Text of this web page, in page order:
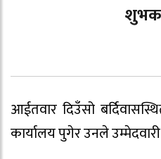
आईतवार दिउँसो
कार्यालय पुगेर उनले